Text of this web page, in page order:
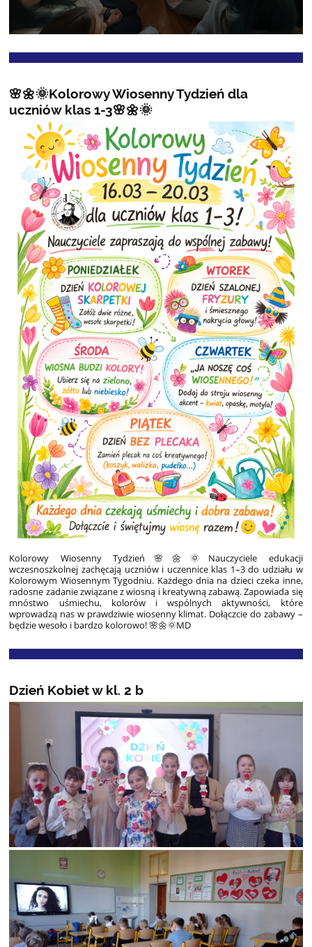
🌸🌼🌞Kolorowy Wiosenny Tydzień dla
uczniów klas 1-3🌸🌼🌞
Kolorowy Wiosenny Tydzień 🌸🌼🌞Nauczyciele edukacji
wczesnoszkolnej zachęcają uczniów i uczennice klas 1–3 do udziału w
Kolorowym Wiosennym Tygodniu. Każdego dnia na dzieci czeka inne,
radosne zadanie związane z wiosną i kreatywną zabawą. Zapowiada się
mnóstwo uśmiechu, kolorów i wspólnych aktywności, które
wprowadzą nas w prawdziwie wiosenny klimat. Dołączcie do zabawy –
będzie wesoło i bardzo kolorowo! 🌸🌼🌞MD
Dzień Kobiet w kl. 2 b